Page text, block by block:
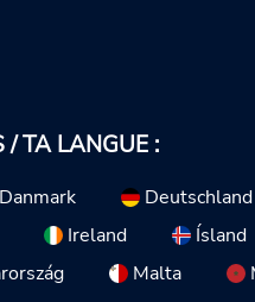
/ TA LANGUE :
Danmark Deutschland
Ireland Ísland
Malta